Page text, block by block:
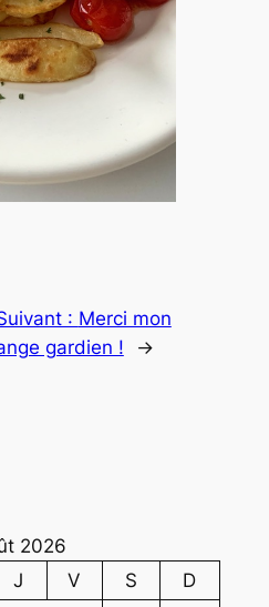
: Merci mon
gardien !
→
2026
J V S
D